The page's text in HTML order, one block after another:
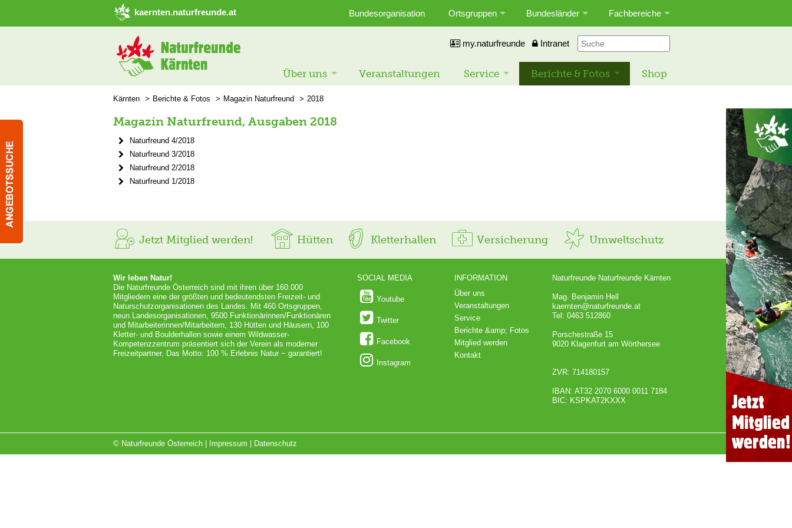
➜ Hauptregion der Seite anspringen
kaernten.naturfreunde.at Bundesorganisation Ortsgruppen Bundesländer Fachbereiche
my.naturfreunde Intranet
Über uns Veranstaltungen Service Berichte & Fotos Shop
Kärnten Berichte & Fotos Magazin Naturfreund 2018
Magazin Naturfreund, Ausgaben 2018
Naturfreund 4/2018
Naturfreund 3/2018
Naturfreund 2/2018
Naturfreund 1/2018
Jetzt Mitglied werden! Hütten Kletterhallen Versicherung Umweltschutz
Wir leben Natur!
Die Naturfreunde Österreich sind mit ihren über 160.000
Mitgliedern eine der größten und bedeutendsten Freizeit- und
Naturschutzorganisationen des Landes. Mit 460 Ortsgruppen,
neun Landesorganisationen, 9500 Funktionärinnen/Funktionären
und Mitarbeiterinnen/Mitarbeitern, 130 Hütten und Häusern, 100
Kletter- und Boulderhallen sowie einem Wildwasser-
Kompetenzzentrum präsentiert sich der Verein als moderner
Freizeitpartner. Das Motto: 100 % Erlebnis Natur − garantiert!
SOCIAL MEDIA
Youtube
Twitter
Facebook
Instagram
INFORMATION
Über uns
Veranstaltungen
Service
Berichte &amp; Fotos
Mitglied werden
Kontakt
Naturfreunde Naturfreunde Kärnten
Mag. Benjamin Hell
kaernten@naturfreunde.at
Tel: 0463 512860
Porschestraße 15
9020 Klagenfurt am Wörthersee
ZVR: 714180157
IBAN: AT32 2070 6000 0011 7184
BIC: KSPKAT2KXXX
© Naturfreunde Österreich | Impressum Datenschutz